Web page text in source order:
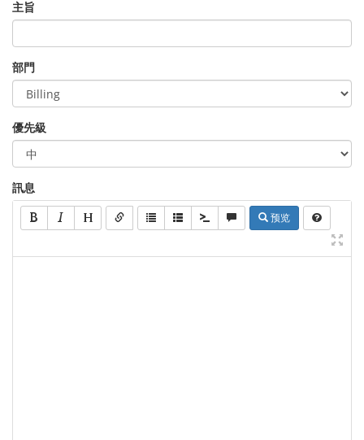
主旨
部門
優先級
訊息
预览